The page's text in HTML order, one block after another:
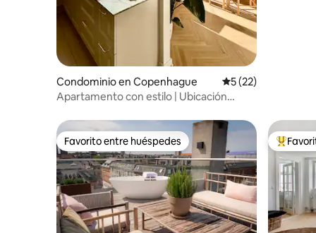
Condominio en Copenhague Calificación
5 (22)
Apartamento con estilo | Ubicación
Favorito entre huéspedes
Favorito entre huéspedes De los